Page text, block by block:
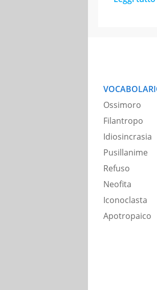
Ossimoro
Filantropo
Idiosincrasia
Pusillanime
Refuso
Neofita
Iconoclasta
Apotropaico